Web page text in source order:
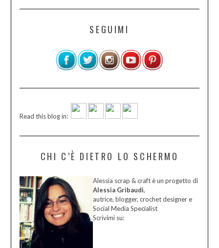
SEGUIMI
Read this blog in:
CHI C’È DIETRO LO SCHERMO
Alessia scrap & craft è un progetto di
Alessia Gribaudi,
autrice, blogger, crochet designer e
Social Media Specialist
Scrivimi su: